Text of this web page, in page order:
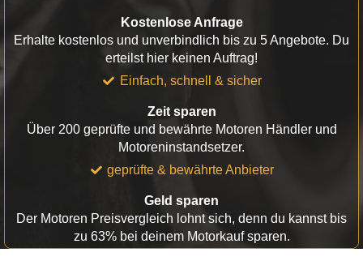
Kostenlose Anfrage
Erhalte kostenlos und unverbindlich bis zu 5 Angebote. Du
erteilst hier keinen Auftrag!
Einfach, schnell & sicher
Zeit sparen
Über 200 geprüfte und bewährte Motoren Händler und
Motoreninstandsetzer.
geprüfte & bewährte Anbieter
Geld sparen
Der Motoren Preisvergleich lohnt sich, denn du kannst bis
zu 63% bei deinem Motorkauf sparen.